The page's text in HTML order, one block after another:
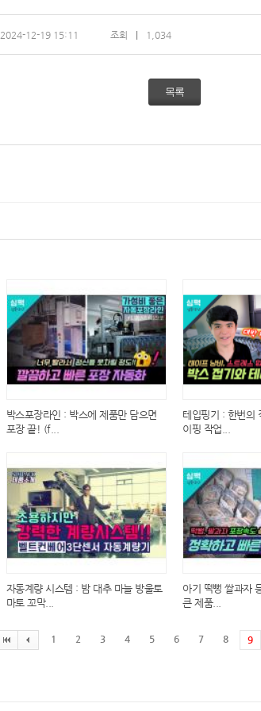
2024-12-19 15:11 조회 1,034
목록
박스포장라인 : 박스에 제품만 담으면
포장 끝! (f...
테입핑기 : 한번의
이핑 작업...
자동계량 시스템 : 밤 대추 마늘 방울토
마토 꼬막...
아기 떡뻥 쌀과자
큰 제품...
1 2 3 4 5 6 7 8 9